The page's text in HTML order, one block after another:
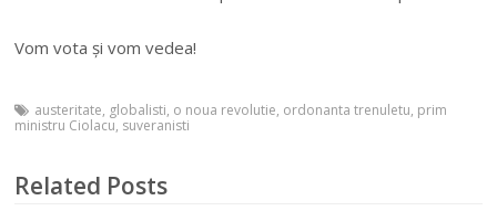
Vom vota şi vom vedea!
austeritate, globalisti, o noua revolutie, ordonanta trenuletu, prim
ministru Ciolacu, suveranisti
Related Posts